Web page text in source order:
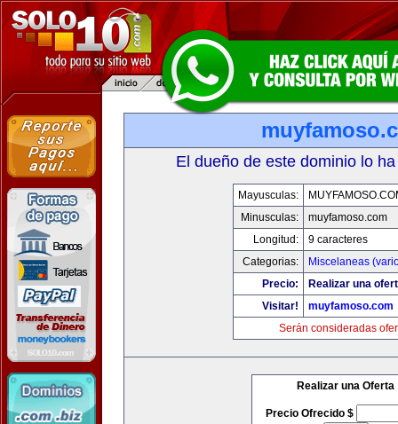
El dueño de este dominio lo
Mayusculas:
Minusculas:
muyfamoso.com
Longitud:
9 caracteres
Categorias:
Miscelaneas
Precio:
Realizar una
Visitar!
muyfamoso.com
Serán consideradas
Realizar una Oferta
Precio Ofrecido $